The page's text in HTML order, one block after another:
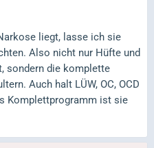
liegt, lasse ich sie
Also nicht nur Hüfte und
sondern die komplette
Auch halt LÜW, OC, OCD
Komplettprogramm ist sie